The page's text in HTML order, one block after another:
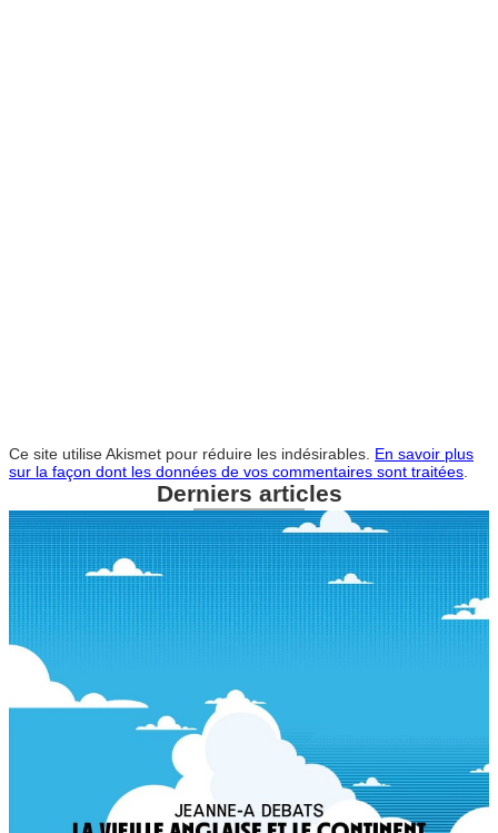
Ce site utilise Akismet pour réduire les indésirables. En savoir plus
sur la façon dont les données de vos commentaires sont traitées
Derniers articles